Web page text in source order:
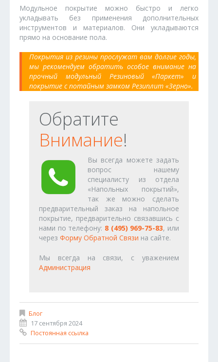
Модульное покрытие можно быстро и легко
укладывать без применения дополнительных
инструментов и материалов. Они укладываются
прямо на основание пола.
Покрытия из резины прослужат вам долгие годы,
мы рекомендуем обратить особое внимание на
прочный модульный Резиновый «Паркет» и
покрытие с потайным замком Резиплит «Зерно».
Обратите
Внимание!
Вы всегда можете задать
вопрос нашему
специалисту из отдела
«Напольных покрытий»,
так же можно сделать
предварительный заказ на напольное
покрытие, предварительно связавшись с
нами по телефону: 8 (495) 969-75-83, или
через Форму Обратной Связи на сайте.
Мы всегда на связи, с уважением
Администрация
Блог
17 сентября 2024
Постоянная ссылка